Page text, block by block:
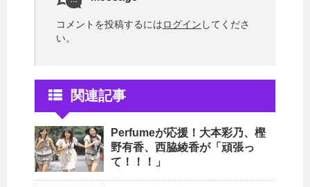
コメントを投稿するにはログイン してくださ
い。
関連記事
Perfumeが応援！大本彩乃、樫
野有香、西脇綾香が「頑張っ
て！！！」